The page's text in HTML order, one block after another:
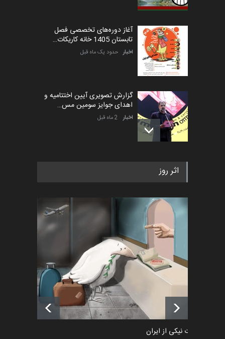
آغاز دوره‌های تخصصی فصل
تابستان 1405 خانه کاریکات…
اخبار حدود یک ماه قبل
گزارش تصویری آیین اختتامیه و
اهدای جوایز سومین مس…
اخبار 2 ماه قبل
به یاد اردوغان باشول (۱۹۳۶–
اخبار 2 ماه قبل
رویداد کارگاهی کارتون و پوستر
«ایران سربلند» به ا…
اخبار 6 ماه قبل
فراخوان رویداد کارگاهی کارتون و
پوستر "ایران سربل…
6 ماه قبل
اثر روز
طراوت نیکی از ایران